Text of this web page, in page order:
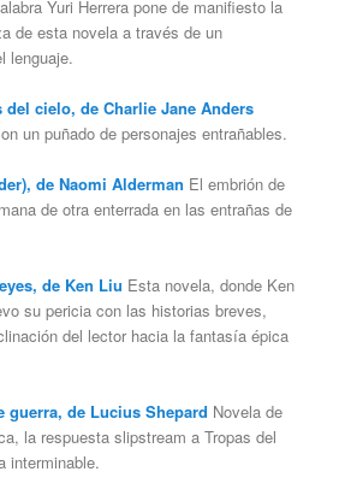
Yuri Herrera pone de manifiesto la
de esta novela a través de un
lenguaje.
cielo, de Charlie Jane Anders
un puñado de personajes entrañables.
de Naomi Alderman El embrión de
de otra enterrada en las entrañas de
de Ken Liu Esta novela, donde Ken
su pericia con las historias breves,
del lector hacia la fantasía épica
guerra, de Lucius Shepard Novela de
la respuesta slipstream a Tropas del
interminable.